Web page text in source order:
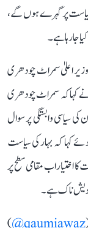
پر گہرے ہوں گے،
جا رہا ہے۔
اعلیٰ سمراٹ چودھری
نے کہا کہ سمراٹ چودھری
سیاسی وابستگی پر سوال
کہا کہ بہار کی سیاست
اختیار اب مقامی سطح پر
تشویش ناک ہے۔
qaumiawaz@
)